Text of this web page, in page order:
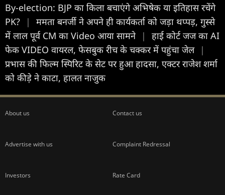
By-election: BJP का किला बचाएंगे अभिषेक या इतिहास रचेंगे
PK?
|
ममता बनर्जी ने अपने ही कार्यकर्ता को जड़ा थप्पड़, गुस्से
में लाल पूर्व CM का Video आया सामने |
हाई कोर्ट जज का AI
फेक VIDEO वायरल, फेसबुक रीच के चक्कर में पहुंचा जेल |
प्रभास की फिल्म स्पिरिट के सेट पर हुआ हादसा, एक्टर राजेश शर्मा
को कीड़े ने काटा, हालत नाजुक
About us Contact us
Advertise with us Complaint Redressal
Investors Rate Card